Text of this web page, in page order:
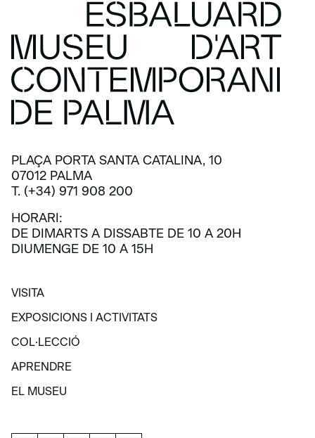
PLAÇA PORTA SANTA CATALINA, 10
07012 PALMA
T. (+34) 971 908 200
HORARI:
DE DIMARTS A DISSABTE DE 10 A 20H
DIUMENGE DE 10 A 15H
VISITA
VISITA
EXPOSICIONS I ACTIVITATS
EXPOSICIONS I ACTIVITATS
COL·LECCIÓ
COL·LECCIÓ
APRENDRE
APRENDRE
EL MUSEU